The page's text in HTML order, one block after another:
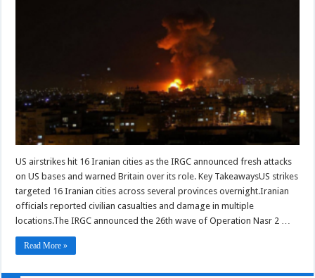
US airstrikes hit 16 Iranian cities as the IRGC announced fresh attacks
on US bases and warned Britain over its role. Key TakeawaysUS strikes
targeted 16 Iranian cities across several provinces overnight.Iranian
officials reported civilian casualties and damage in multiple
locations.The IRGC announced the 26th wave of Operation Nasr 2 …
Read More »